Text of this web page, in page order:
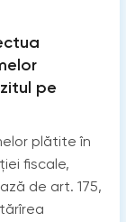
pe
plătite în
fiscale,
de art. 175,